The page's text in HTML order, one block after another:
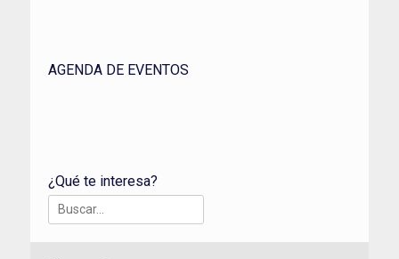
AGENDA DE EVENTOS
¿Qué te interesa?
Buscar: